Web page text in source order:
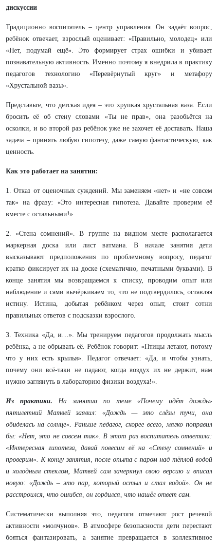
дискуссии
Традиционно воспитатель – центр управления. Он задаёт вопрос,
ребёнок отвечает, взрослый оценивает: «Правильно, молодец» или
«Нет, подумай ещё». Это формирует страх ошибки и убивает
познавательную активность. Именно поэтому я внедрила в практику
педагогов технологию «Перевёрнутый круг» и метафору
«Хрустальной вазы».
Представьте, что детская идея – это хрупкая хрустальная ваза. Если
бросить её об стену словами «Ты не прав», она разобьётся на
осколки, и во второй раз ребёнок уже не захочет её доставать. Наша
задача – принять любую гипотезу, даже самую фантастическую, как
ценность.
Как это работает на занятии:
1. Отказ от оценочных суждений. Мы заменяем «нет» и «не совсем
так» на фразу: «Это интересная гипотеза. Давайте проверим её
вместе с остальными!».
2. «Стена сомнений». В группе на видном месте располагается
маркерная доска или лист ватмана. В начале занятия дети
высказывают предположения по проблемному вопросу, педагог
кратко фиксирует их на доске (схематично, печатными буквами). В
конце занятия мы возвращаемся к списку, проводим опыт или
наблюдение и сами вычёркиваем то, что не подтвердилось, оставляя
истину. Истина, добытая ребёнком через опыт, стоит сотни
правильных ответов с подсказки взрослого.
3. Техника «Да, и…». Мы тренируем педагогов продолжать мысль
ребёнка, а не обрывать её. Ребёнок говорит: «Птицы летают, потому
что у них есть крылья». Педагог отвечает: «Да, и чтобы узнать,
почему они всё-таки не падают, когда воздух их не держит, нам
нужно заглянуть в лабораторию физики воздуха!».
Из практики. На занятии по теме «Почему идёт дождь»
пятилетний Матвей заявил: «Дождь — это слёзы тучи, она
обиделась на солнце». Раньше педагог, скорее всего, мягко поправил
бы: «Нет, это не совсем так». В этот раз воспитатель ответила:
«Интересная гипотеза, давай повесим её на «Стену сомнений» и
проверим». К концу занятия, после опыта с паром над тёплой водой
и холодным стеклом, Матвей сам зачеркнул свою версию и вписал
новую: «Дождь – это пар, который остыл и стал водой». Он не
расстроился, что ошибся, он гордился, что нашёл ответ сам.
Систематически выполняя это, педагоги отмечают рост речевой
активности «молчунов». В атмосфере безопасности дети перестают
бояться фантазировать, а занятие превращается в коллективное